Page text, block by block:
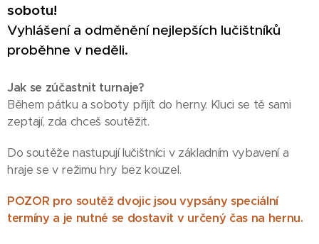
sobotu!
Vyhlášení a odměnění nejlepších lučištníků
proběhne v neděli.
Jak se zúčastnit turnaje?
Během pátku a soboty přijít do herny. Kluci se tě sami
zeptají, zda chceš soutěžit.
Do soutěže nastupují lučištníci v základním vybavení a
hraje se v režimu hry bez kouzel.
POZOR pro soutěž dvojic jsou vypsány speciální
termíny a je nutné se dostavit v určený čas na hernu.